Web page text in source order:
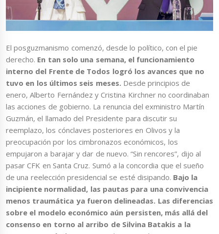
El posguzmanismo comenzó, desde lo político, con el pie
derecho. En tan solo una semana, el funcionamiento
interno del Frente de Todos logró los avances que no
tuvo en los últimos seis meses. Desde principios de
enero, Alberto Fernández y Cristina Kirchner no coordinaban
las acciones de gobierno. La renuncia del exministro Martín
Guzmán, el llamado del Presidente para discutir su
reemplazo, los cónclaves posteriores en Olivos y la
preocupación por los cimbronazos económicos, los
empujaron a barajar y dar de nuevo. “Sin rencores”, dijo al
pasar CFK en Santa Cruz. Sumó a la concordia que el sueño
de una reelección presidencial se esté disipando. Bajo la
incipiente normalidad, las pautas para una convivencia
menos traumática ya fueron delineadas. Las diferencias
sobre el modelo económico aún persisten, más allá del
consenso en torno al arribo de Silvina Batakis a la